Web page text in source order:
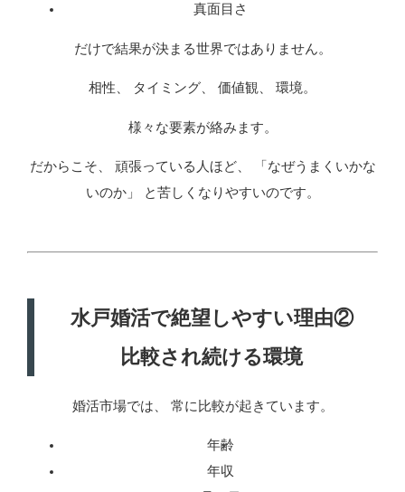
真面目さ
だけで結果が決まる世界ではありません。
相性、 タイミング、 価値観、 環境。
様々な要素が絡みます。
だからこそ、 頑張っている人ほど、 「なぜうまくいかな
いのか」 と苦しくなりやすいのです。
水戸婚活で絶望しやすい理由②
比較され続ける環境
婚活市場では、 常に比較が起きています。
年齢
年収